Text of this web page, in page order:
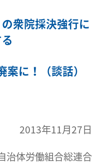
衆院採決強行に
に！（談話）
2013年11月27日
治体労働組合総連合